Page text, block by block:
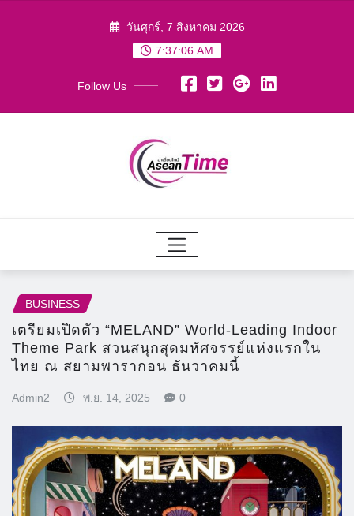
วันศุกร์, 7 สิงหาคม 2026
7:37:07 AM
Follow Us
BUSINESS
เตรียมเปิดตัว “MELAND” World-Leading Indoor
Theme Park สวนสนุกสุดมหัศจรรย์แห่งแรกใน
ไทย ณ สยามพารากอน ธันวาคมนี้
Admin2 พ.ย. 14, 2025 0